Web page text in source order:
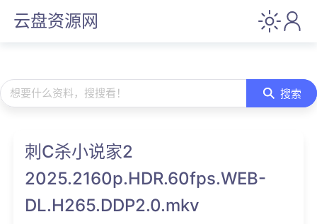
云盘资源网
想要什么资料，搜搜看！ 搜索
刺C杀小说家2
2025.2160p.HDR.60fps.WEB-
DL.H265.DDP2.0.mkv